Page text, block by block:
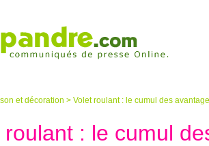
et décoration > Volet roulant : le cumul des
roulant : le cumul